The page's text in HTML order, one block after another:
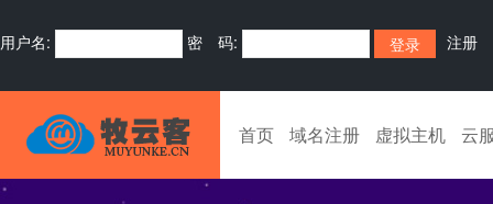
用户名: 密 码: 注册
首页 域名注册 虚拟主机 云